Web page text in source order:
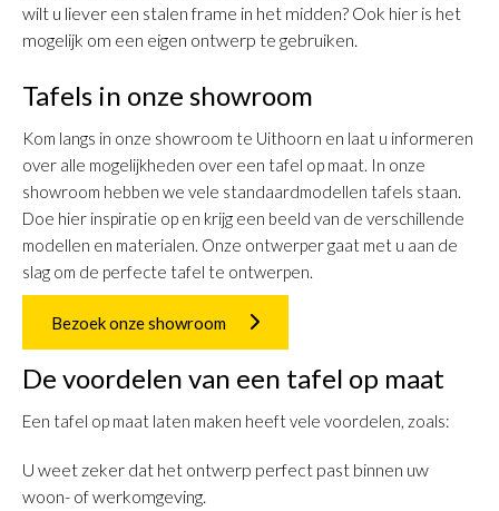
wilt u liever een stalen frame in het midden? Ook hier is het
mogelijk om een eigen ontwerp te gebruiken.
Tafels in onze showroom
Kom langs in onze showroom te Uithoorn en laat u informeren
over alle mogelijkheden over een tafel op maat. In onze
showroom hebben we vele standaardmodellen tafels staan.
Doe hier inspiratie op en krijg een beeld van de verschillende
modellen en materialen. Onze ontwerper gaat met u aan de
slag om de perfecte tafel te ontwerpen.
Bezoek onze showroom
De voordelen van een tafel op maat
Een tafel op maat laten maken heeft vele voordelen, zoals:
U weet zeker dat het ontwerp perfect past binnen uw
woon- of werkomgeving.